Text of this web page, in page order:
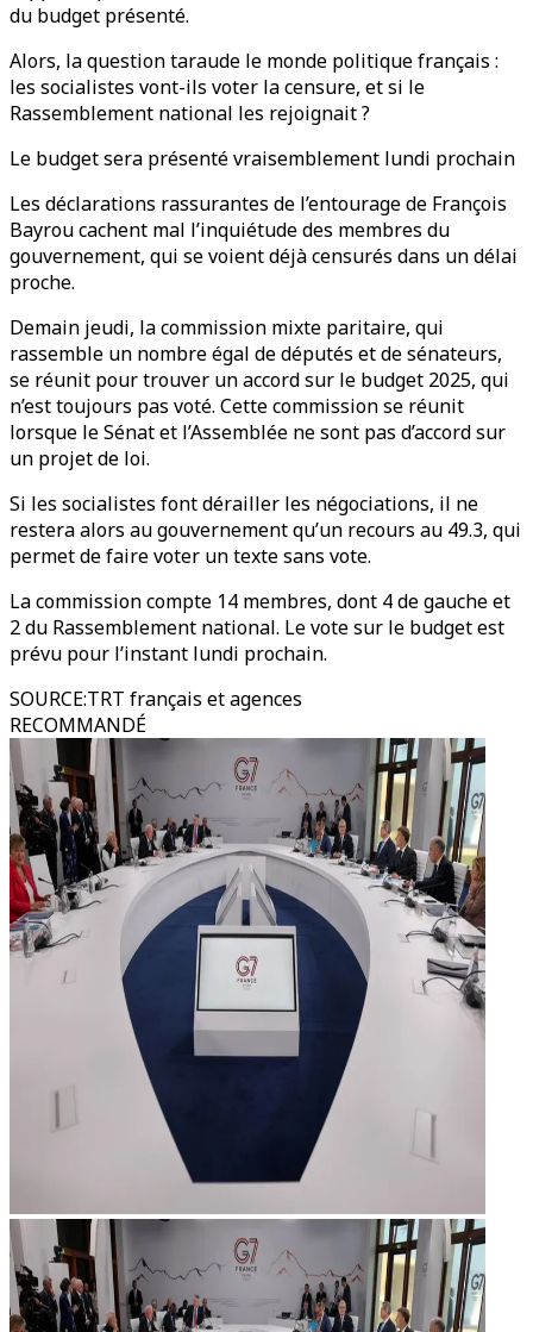
du budget présenté.
Alors, la question taraude le monde politique français :
les socialistes vont-ils voter la censure, et si le
Rassemblement national les rejoignait ?
Le budget sera présenté vraisemblement lundi prochain
Les déclarations rassurantes de l’entourage de François
Bayrou cachent mal l’inquiétude des membres du
gouvernement, qui se voient déjà censurés dans un délai
proche.
Demain jeudi, la commission mixte paritaire, qui
rassemble un nombre égal de députés et de sénateurs,
se réunit pour trouver un accord sur le budget 2025, qui
n’est toujours pas voté. Cette commission se réunit
lorsque le Sénat et l’Assemblée ne sont pas d’accord sur
un projet de loi.
Si les socialistes font dérailler les négociations, il ne
restera alors au gouvernement qu’un recours au 49.3, qui
permet de faire voter un texte sans vote.
La commission compte 14 membres, dont 4 de gauche et
2 du Rassemblement national. Le vote sur le budget est
prévu pour l’instant lundi prochain.
SOURCE:TRT français et agences
RECOMMANDÉ